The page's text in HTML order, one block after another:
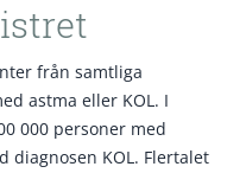
från samtliga
astma eller KOL. I
000 personer med
diagnosen KOL. Flertalet